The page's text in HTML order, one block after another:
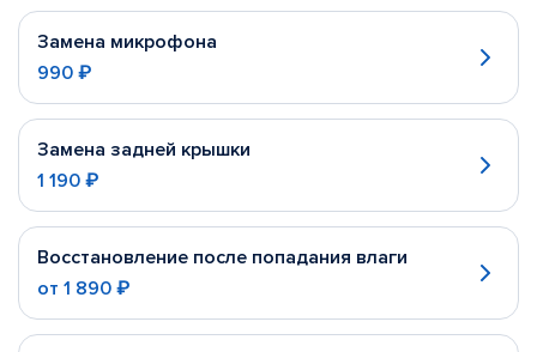
Замена микрофона
990 ₽
Замена задней крышки
1 190 ₽
Восстановление после попадания влаги
от 1 890 ₽